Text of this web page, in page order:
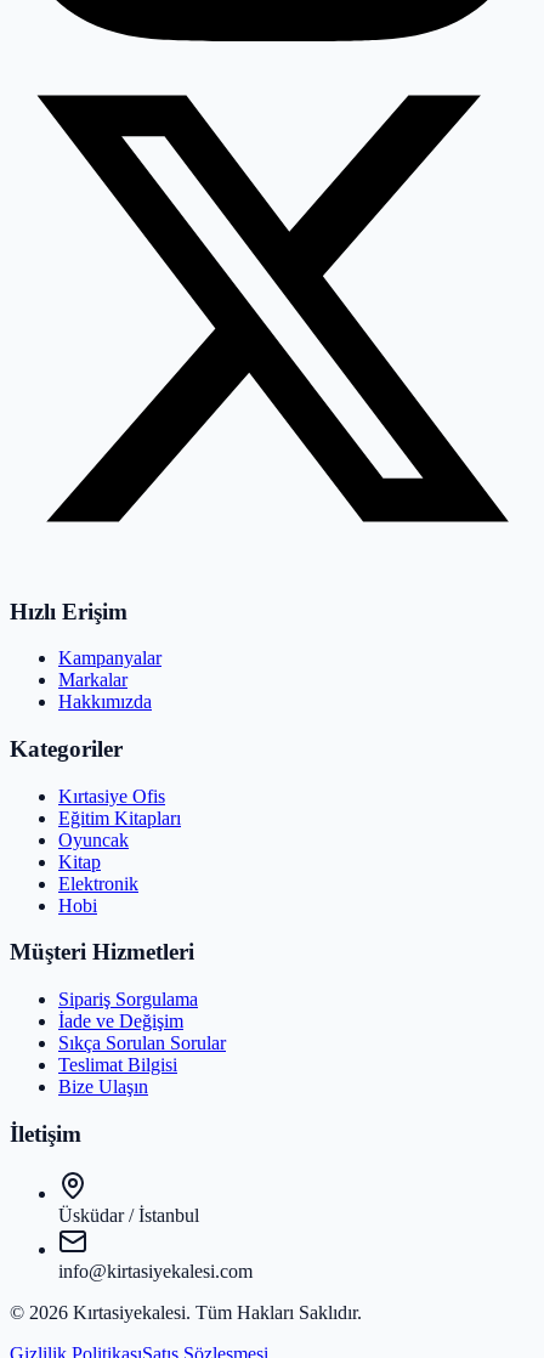
Hızlı Erişim
Kampanyalar
Markalar
Hakkımızda
Kategoriler
Kırtasiye Ofis
Eğitim Kitapları
Oyuncak
Kitap
Elektronik
Hobi
Müşteri Hizmetleri
Sipariş Sorgulama
İade ve Değişim
Sıkça Sorulan Sorular
Teslimat Bilgisi
Bize Ulaşın
İletişim
Üsküdar / İstanbul
info@kirtasiyekalesi.com
© 2026 Kırtasiyekalesi. Tüm Hakları Saklıdır.
Gizlilik PolitikasıSatış Sözleşmesi